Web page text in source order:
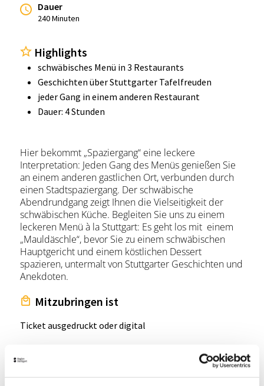
Dauer
240 Minuten
Highlights
schwäbisches Menü in 3 Restaurants
Geschichten über Stuttgarter Tafelfreuden
jeder Gang in einem anderen Restaurant
Dauer: 4 Stunden
Hier bekommt „Spaziergang“ eine leckere
Interpretation: Jeden Gang des Menüs genießen Sie
an einem anderen gastlichen Ort, verbunden durch
einen Stadtspaziergang. Der schwäbische
Abendrundgang zeigt Ihnen die Vielseitigkeit der
schwäbischen Küche. Begleiten Sie uns zu einem
leckeren Menü à la Stuttgart: Es geht los mit einem
„Mauldäschle“, bevor Sie zu einem schwäbischen
Hauptgericht und einem köstlichen Dessert
spazieren, untermalt von Stuttgarter Geschichten und
Anekdoten.
Mitzubringen ist
Ticket ausgedruckt oder digital